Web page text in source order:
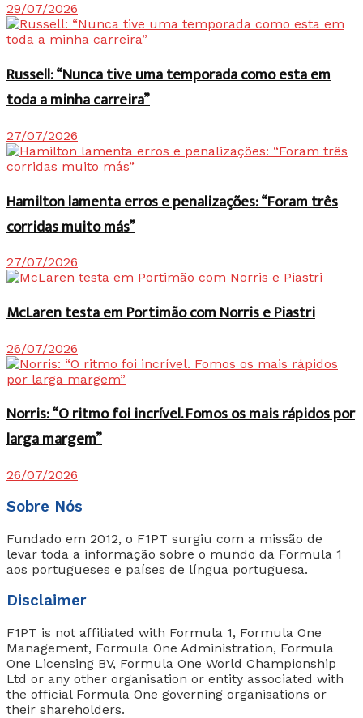
29/07/2026
Russell: “Nunca tive uma temporada como esta em
toda a minha carreira”
27/07/2026
Hamilton lamenta erros e penalizações: “Foram três
corridas muito más”
27/07/2026
McLaren testa em Portimão com Norris e Piastri
26/07/2026
Norris: “O ritmo foi incrível. Fomos os mais rápidos por
larga margem”
26/07/2026
Sobre Nós
Fundado em 2012, o F1PT surgiu com a missão de
levar toda a informação sobre o mundo da Formula 1
aos portugueses e países de língua portuguesa.
Disclaimer
F1PT is not affiliated with Formula 1, Formula One
Management, Formula One Administration, Formula
One Licensing BV, Formula One World Championship
Ltd or any other organisation or entity associated with
the official Formula One governing organisations or
their shareholders.